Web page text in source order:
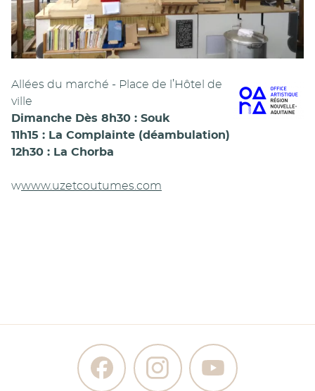
Allées du marché - Place de l’Hôtel de
ville
Dimanche Dès 8h30 : Souk
11h15 : La Complainte (déambulation)
12h30 : La Chorba
wwww.uzetcoutumes.com